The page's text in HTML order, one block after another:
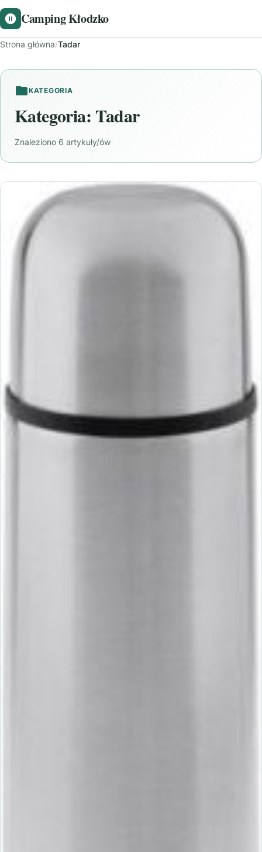
Camping Kłodzko
Strona główna/Tadar
KATEGORIA
Kategoria: Tadar
Znaleziono 6 artykuły/ów